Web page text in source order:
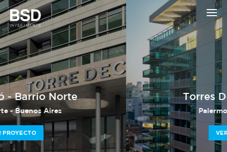
Torres Decó - Palermo
Palermo - Buenos Aires
VER PROYECTO